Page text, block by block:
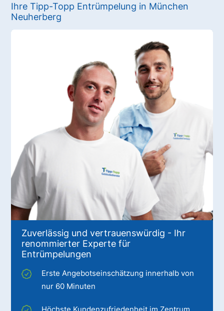
Ihre Tipp-Topp Entrümpelung in München
Neuherberg
Zuverlässig und vertrauenswürdig - Ihr
renommierter Experte für
Entrümpelungen
Erste Angebotseinschätzung innerhalb von
nur 60 Minuten